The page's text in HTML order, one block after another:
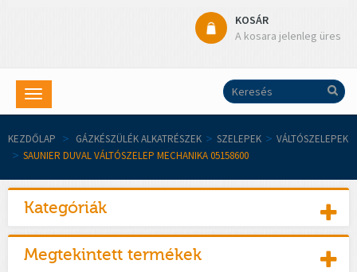
KOSÁR
A kosara jelenleg üres
Toggle
navigation
KEZDŐLAP > GÁZKÉSZÜLÉK ALKATRÉSZEK > SZELEPEK > VÁLTÓSZELEPEK
> SAUNIER DUVAL VÁLTÓSZELEP MECHANIKA 05158600
Kategóriák
Megtekintett termékek